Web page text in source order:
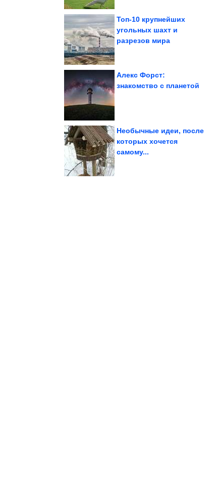
Топ-10 крупнейших
угольных шахт и
разрезов мира
Алекс Форст:
знакомство с планетой
Журналистку Шипачеву
приговорили к 12 годам
Необычные идеи, после
которых хочется
самому...